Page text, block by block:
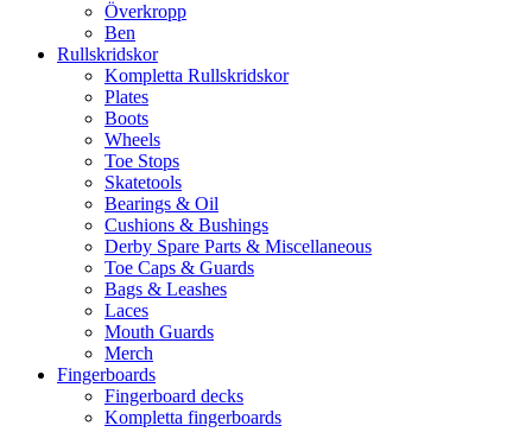
Överkropp
Ben
Rullskridskor
Kompletta Rullskridskor
Plates
Boots
Wheels
Toe Stops
Skatetools
Bearings & Oil
Cushions & Bushings
Derby Spare Parts & Miscellaneous
Toe Caps & Guards
Bags & Leashes
Laces
Mouth Guards
Merch
Fingerboards
Fingerboard decks
Kompletta fingerboards